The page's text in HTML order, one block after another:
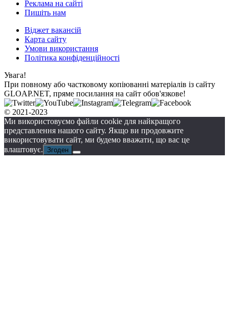
Реклама на сайті
Пишіть нам
Віджет вакансій
Карта сайту
Умови використання
Політика конфіденційності
Увага!
При повному або частковому копіюванні матеріалів із сайту
GLOAP.NET, пряме посилання на сайт обов'язкове!
© 2021-2023
Ми використовуємо файли cookie для найкращого
представлення нашого сайту. Якщо ви продовжите
використовувати сайт, ми будемо вважати, що вас це
влаштовує. Згоден